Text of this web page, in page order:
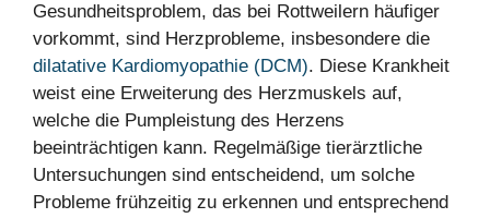
Gesundheitsproblem, das bei Rottweilern häufiger
vorkommt, sind Herzprobleme, insbesondere die
dilatative Kardiomyopathie (DCM). Diese Krankheit
weist eine Erweiterung des Herzmuskels auf,
welche die Pumpleistung des Herzens
beeinträchtigen kann. Regelmäßige tierärztliche
Untersuchungen sind entscheidend, um solche
Probleme frühzeitig zu erkennen und entsprechend